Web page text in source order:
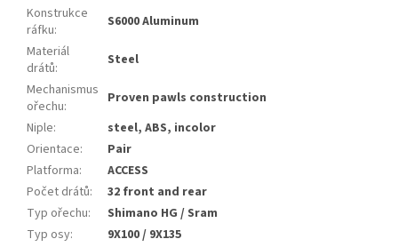
Konstrukce
ráfku:
S6000 Aluminum
Materiál
drátů:
Steel
Mechanismus
ořechu:
Proven pawls construction
Niple:
steel, ABS, incolor
Orientace:
Pair
Platforma:
ACCESS
Počet drátů:
32 front and rear
Typ ořechu:
Shimano HG / Sram
Typ osy: 9X100 / 9X135